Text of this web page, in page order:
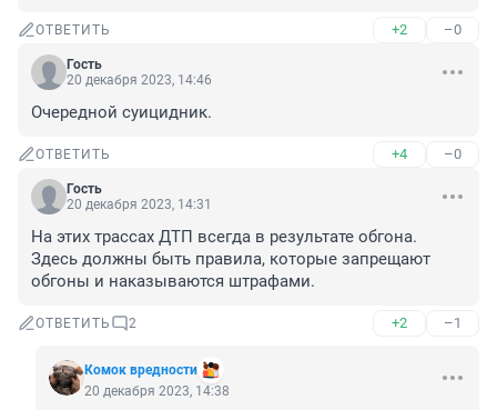
ОТВЕТИТЬ +2 –0
Гость
20 декабря 2023, 14:46
Очередной суицидник.
ОТВЕТИТЬ +4 –0
Гость
20 декабря 2023, 14:31
На этих трассах ДТП всегда в результате обгона.
Здесь должны быть правила, которые запрещают
обгоны и наказываются штрафами.
ОТВЕТИТЬ 2 +2 –1
Комок вредности
20 декабря 2023, 14:38